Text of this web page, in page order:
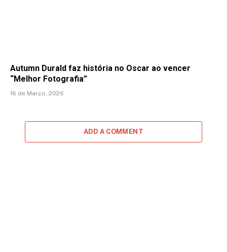
Autumn Durald faz história no Oscar ao vencer
“Melhor Fotografia”
16 de Março, 2026
ADD A COMMENT